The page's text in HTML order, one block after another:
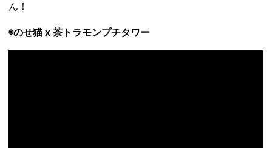
ん！
◉のせ猫 x 茶トラモンプチタワー